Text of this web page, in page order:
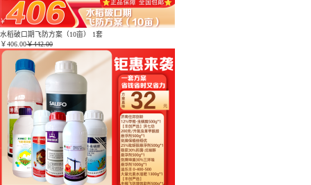
水稻破口期飞防方案（10亩） 1套
￥406.00￥442.00